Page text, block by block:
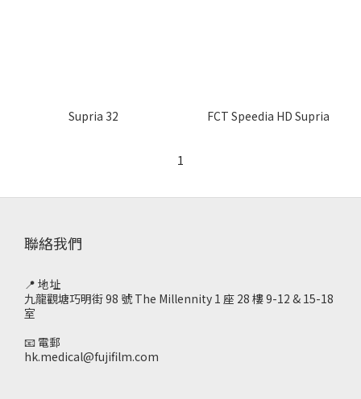
Supria 32 FCT Speedia HD Supria
1
聯絡我們
📍 地址
九龍觀塘巧明街 98 號 The Millennity 1 座 28 樓 9-12 & 15-18
室
📧 電郵
hk.medical@fujifilm.com